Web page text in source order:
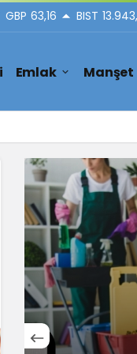
GBP 63,16 BIST
Emlak Manşet